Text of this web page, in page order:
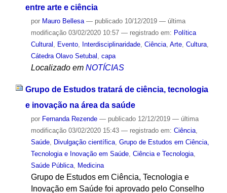
entre arte e ciência
por Mauro Bellesa — publicado10/12/2019 — última
modificação03/02/2020 10:57 — registrado em: Política
Cultural , Evento, Interdisciplinaridade, Ciência, Arte, Cultura,
Cátedra Olavo Setubal , capa
Localizado em NOTÍCIAS
Grupo de Estudos tratará de ciência, tecnologia
e inovação na área da saúde
por Fernanda Rezende — publicado12/12/2019 — última
modificação03/02/2020 15:43 — registrado em: Ciência,
Saúde, Divulgação científica, Grupo de Estudos em Ciência,
Tecnologia e Inovação em Saúde, Ciência e Tecnologia,
Saúde Pública, Medicina
Grupo de Estudos em Ciência, Tecnologia e
Inovação em Saúde foi aprovado pelo Conselho